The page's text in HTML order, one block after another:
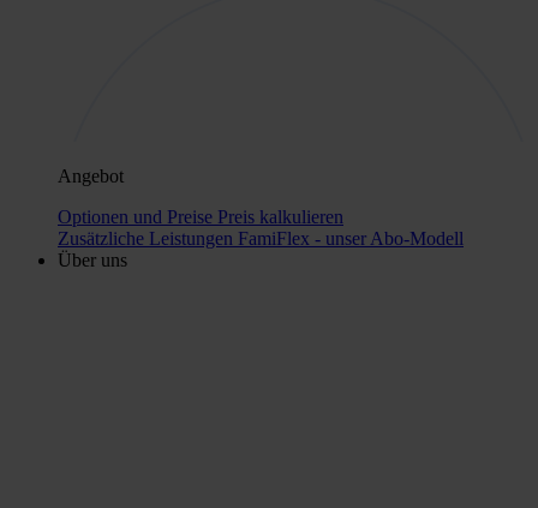
Angebot
Optionen und Preise Preis kalkulieren
Zusätzliche Leistungen FamiFlex - unser Abo-Modell
Über uns